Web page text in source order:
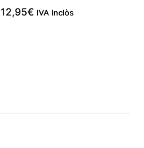
12,95€ IVA Inclòs